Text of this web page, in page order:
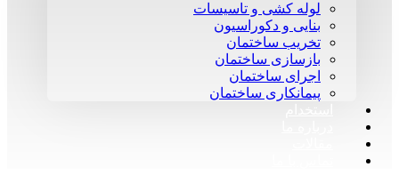
لوله کشی و تاسیسات
بنایی و دکوراسیون
تخریب ساختمان
بازسازی ساختمان
اجرای ساختمان
پیمانکاری ساختمان